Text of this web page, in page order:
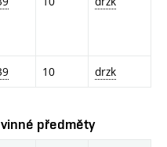
10 drzk
předměty